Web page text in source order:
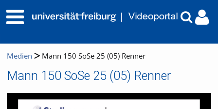
Medien Mann 150 SoSe 25 (05) Renner
Mann 150 SoSe 25 (05) Renner